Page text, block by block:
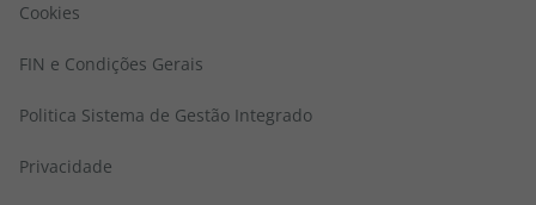
Cookies
FIN e Condições Gerais
Politica Sistema de Gestão Integrado
Privacidade